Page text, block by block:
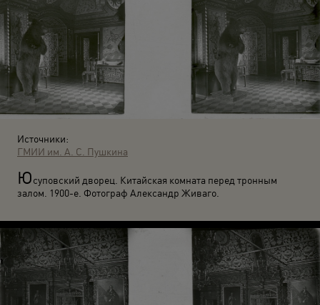
Источники:
ГМИИ им. А. С. Пушкина
Юсуповский дворец. Китайская комната перед тронным
залом. 1900-е. Фотограф Александр Живаго.